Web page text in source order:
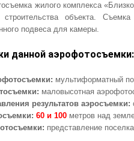
жилого комплекса
строительства объекта.
подвеса для камеры.
данной аэрофотосъемки:
мультиформатный
маловысотная
результатов аэросъемки:
60 и 100 метров над
представление